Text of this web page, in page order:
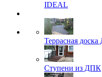
IDEAL
Террасная
Ступени из ДПК